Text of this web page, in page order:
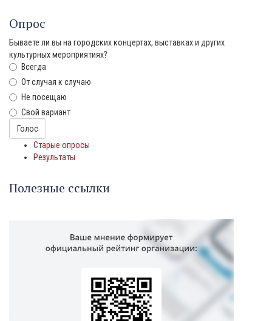
Опрос
Бываете ли вы на городских концертах, выставках и других
культурных мероприятиях?
Всегда
От случая к случаю
Не посещаю
Свой вариант
Варианты
Голос
Старые опросы
Результаты
Полезные ссылки